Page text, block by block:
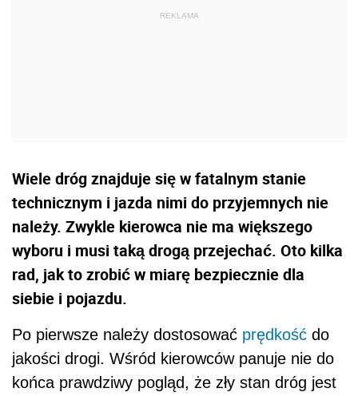
Wiele dróg znajduje się w fatalnym stanie
technicznym i jazda nimi do przyjemnych nie
należy. Zwykle kierowca nie ma większego
wyboru i musi taką drogą przejechać. Oto kilka
rad, jak to zrobić w miarę bezpiecznie dla
siebie i pojazdu.
Po pierwsze należy dostosować prędkość do
jakości drogi. Wśród kierowców panuje nie do
końca prawdziwy pogląd, że zły stan dróg jest